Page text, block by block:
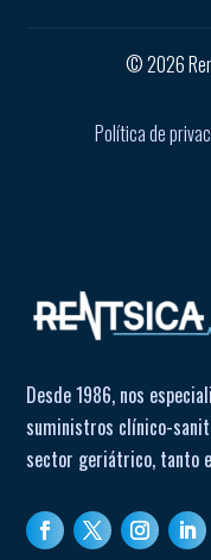
© 2026
Política de
Desde 1986, nos
suministros clínico-
sector geriátrico, tanto